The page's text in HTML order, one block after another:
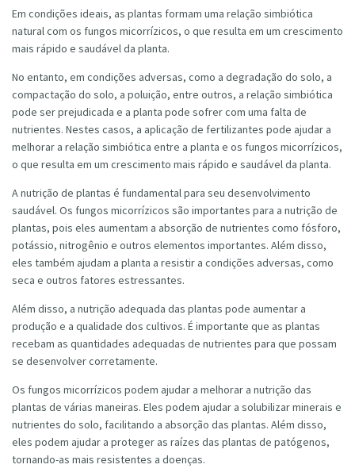
Em condições ideais, as plantas formam uma relação simbiótica
natural com os fungos micorrízicos, o que resulta em um crescimento
mais rápido e saudável da planta.
No entanto, em condições adversas, como a degradação do solo, a
compactação do solo, a poluição, entre outros, a relação simbiótica
pode ser prejudicada e a planta pode sofrer com uma falta de
nutrientes. Nestes casos, a aplicação de fertilizantes pode ajudar a
melhorar a relação simbiótica entre a planta e os fungos micorrízicos,
o que resulta em um crescimento mais rápido e saudável da planta.
A nutrição de plantas é fundamental para seu desenvolvimento
saudável. Os fungos micorrízicos são importantes para a nutrição de
plantas, pois eles aumentam a absorção de nutrientes como fósforo,
potássio, nitrogênio e outros elementos importantes. Além disso,
eles também ajudam a planta a resistir a condições adversas, como
seca e outros fatores estressantes.
Além disso, a nutrição adequada das plantas pode aumentar a
produção e a qualidade dos cultivos. É importante que as plantas
recebam as quantidades adequadas de nutrientes para que possam
se desenvolver corretamente.
Os fungos micorrízicos podem ajudar a melhorar a nutrição das
plantas de várias maneiras. Eles podem ajudar a solubilizar minerais e
nutrientes do solo, facilitando a absorção das plantas. Além disso,
eles podem ajudar a proteger as raízes das plantas de patógenos,
tornando-as mais resistentes a doenças.